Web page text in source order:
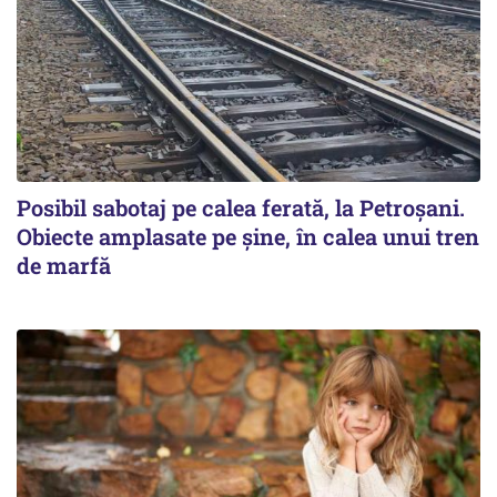
Posibil sabotaj pe calea ferată, la Petroșani.
Obiecte amplasate pe șine, în calea unui tren
de marfă